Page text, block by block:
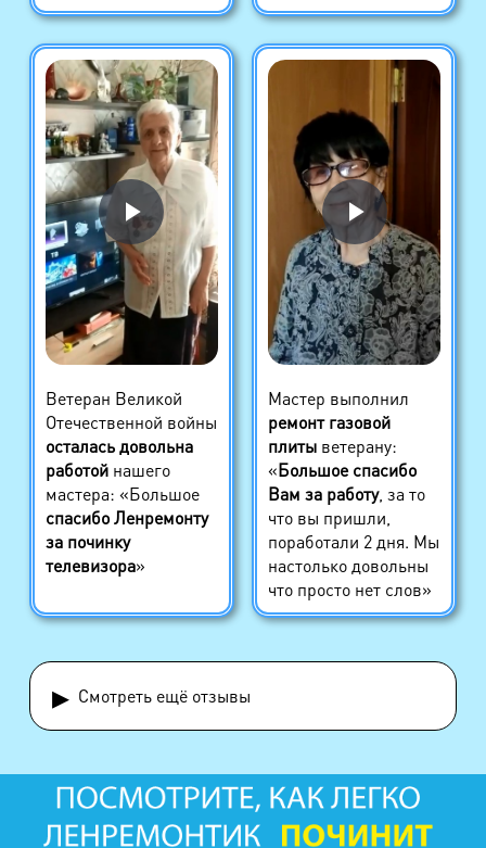
Ветеран Великой
Отечественной войны
осталась довольна
работойнашего
мастера: «Большое
спасибо Ленремонту
за починку
телевизора»
Мастер выполнил
ремонт газовой
плитыветерану:
«Большое спасибо
Вам за работу, за то
что вы пришли,
поработали 2 дня. Мы
настолько довольны
что просто нет слов»
▸ Смотреть ещё отзывы